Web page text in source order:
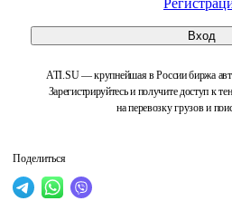
Вход
ATI.SU — крупнейшая в России биржа
Зарегистрируйтесь и получите доступ к
на перевозку грузов и
Поделиться